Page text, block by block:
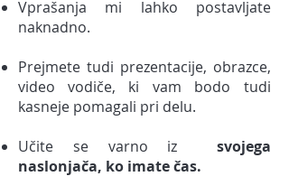
Vprašanja mi lahko postavljate
naknadno.
Prejmete tudi prezentacije, obrazce,
video vodiče, ki vam bodo
tudi
kasneje pomagali pri delu.
Učite se varno iz svojega
naslonjača, ko imate čas.